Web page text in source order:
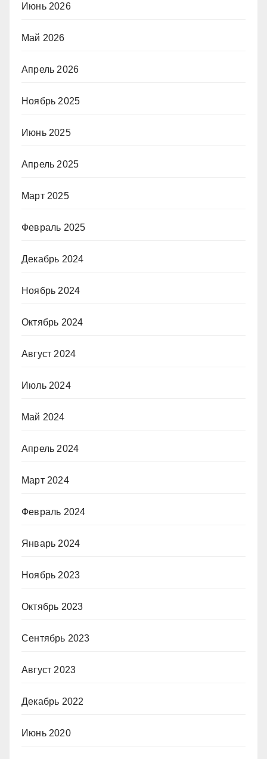
Июнь 2026
Май 2026
Апрель 2026
Ноябрь 2025
Июнь 2025
Апрель 2025
Март 2025
Февраль 2025
Декабрь 2024
Ноябрь 2024
Октябрь 2024
Август 2024
Июль 2024
Май 2024
Апрель 2024
Март 2024
Февраль 2024
Январь 2024
Ноябрь 2023
Октябрь 2023
Сентябрь 2023
Август 2023
Декабрь 2022
Июнь 2020